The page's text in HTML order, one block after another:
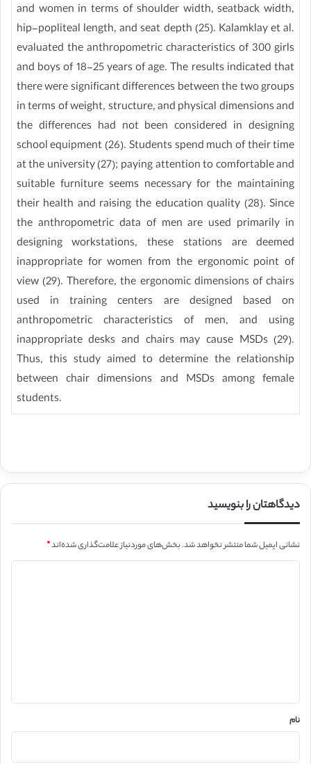
and women in terms of shoulder width, seatback width,
hip-popliteal length, and seat depth (25). Kalamklay et al.
evaluated the anthropometric characteristics of 300 girls
and boys of 18-25 years of age. The results indicated that
there were significant differences between the two groups
in terms of weight, structure, and physical dimensions and
the differences had not been considered in designing
school equipment (26). Students spend much of their time
at the university (27); paying attention to comfortable and
suitable furniture seems necessary for the maintaining
their health and raising the education quality (28). Since
the anthropometric data of men are used primarily in
designing workstations, these stations are deemed
inappropriate for women from the ergonomic point of
view (29). Therefore, the ergonomic dimensions of chairs
used in training centers are designed based on
anthropometric characteristics of men, and using
inappropriate desks and chairs may cause MSDs (29).
Thus, this study aimed to determine the relationship
between chair dimensions and MSDs among female
students.
دیدگاهتان را بنویسید
نشانی ایمیل شما منتشر نخواهد شد.بخش‌های موردنیاز علامت‌گذاری شده‌اند*
نام